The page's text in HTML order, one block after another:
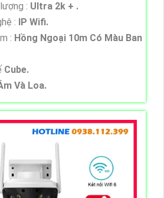
: Ultra 2k + .
:
IP Wifi.
: Hồng Ngoại 10m Có Màu Ban
Cube.
Và Loa.